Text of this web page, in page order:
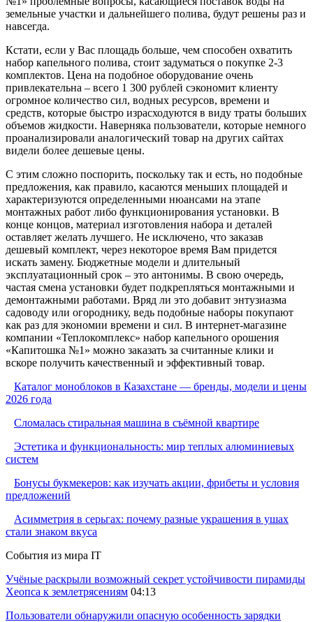
земельные участки и дальнейшего полива, будут решены раз и
навсегда.
Кстати, если у Вас площадь больше, чем способен охватить
набор капельного полива, стоит задуматься о покупке 2-3
комплектов. Цена на подобное оборудование очень
привлекательна – всего 1 300 рублей сэкономит клиенту
огромное количество сил, водных ресурсов, времени и
средств, которые быстро израсходуются в виду траты больших
объемов жидкости. Наверняка пользователи, которые немного
проанализировали аналогический товар на других сайтах
видели более дешевые цены.
С этим сложно поспорить, поскольку так и есть, но подобные
предложения, как правило, касаются меньших площадей и
характеризуются определенными нюансами на этапе
монтажных работ либо функционирования установки. В
конце концов, материал изготовления набора и деталей
оставляет желать лучшего. Не исключено, что заказав
дешевый комплект, через некоторое время Вам придется
искать замену. Бюджетные модели и длительный
эксплуатационный срок – это антонимы. В свою очередь,
частая смена установки будет подкрепляться монтажными и
демонтажными работами. Вряд ли это добавит энтузиазма
садоводу или огороднику, ведь подобные наборы покупают
как раз для экономии времени и сил. В интернет-магазине
компании «Теплокомплекс» набор капельного орошения
«Капитошка №1» можно заказать за считанные клики и
вскоре получить качественный и эффективный товар.
Каталог моноблоков в Казахстане — бренды, модели и цены
2026 года
Сломалась стиральная машина в съёмной квартире
Эстетика и функциональность: мир теплых алюминиевых
систем
Бонусы букмекеров: как изучать акции, фрибеты и условия
предложений
Асимметрия в серьгах: почему разные украшения в ушах
стали знаком вкуса
События из мира IT
Учёные раскрыли возможный секрет устойчивости пирамиды
Хеопса к землетрясениям 04:13
Пользователи обнаружили опасную особенность зарядки